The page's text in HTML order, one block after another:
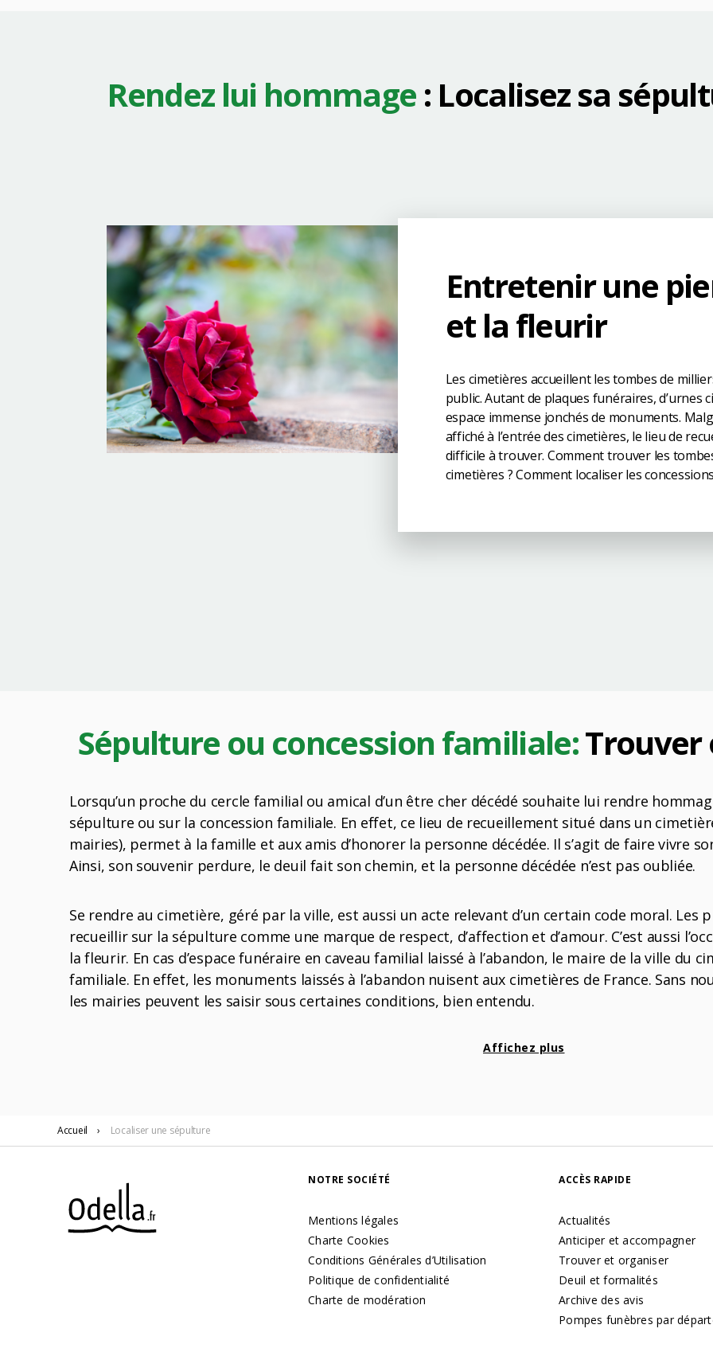
Rendez lui hommage : Localisez sa
Entretenir une
et la fleurir​
Les cimetières accueillent les tombes de
public. Autant de plaques funéraires, d’urnes
espace immense jonchés de monuments.
affiché à l’entrée des cimetières, le lieu de
difficile à trouver. Comment trouver les
cimetières ? Comment localiser les
Sépulture ou concession familiale:Trouver
Lorsqu’un proche du cercle familial ou amical d’un être cher décédé souhaite lui rendre
sépulture ou sur la concession familiale. En effet, ce lieu de recueillement situé dans un
mairies), permet à la famille et aux amis d’honorer la personne décédée. Il s’agit de faire vivre
Ainsi, son souvenir perdure, le deuil fait son chemin, et la personne décédée n’est pas oubliée.
Se rendre au cimetière, géré par la ville, est aussi un acte relevant d’un certain code moral. Les
recueillir sur la sépulture comme une marque de respect, d’affection et d’amour. C’est aussi
la fleurir. En cas d’espace funéraire en caveau familial laissé à l’abandon, le maire de la ville du
familiale. En effet, les monuments laissés à l’abandon nuisent aux cimetières de France. Sans
les mairies peuvent les saisir sous certaines conditions, bien entendu.
Affichez plus
Accueil › Localiser une sépulture
NOTRE SOCIÉTÉ
Mentions légales
Charte Cookies
Conditions Générales d’Utilisation
Politique de confidentialité
Charte de modération
ACCÈS RAPIDE
Actualités
Anticiper et accompagner
Trouver et organiser
Deuil et formalités
Archive des avis
Pompes funèbres par